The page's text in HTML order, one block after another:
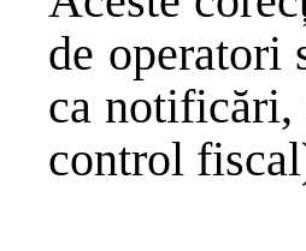
de
ca notificări,
control